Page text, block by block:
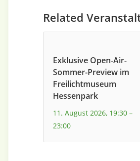
Related
Exklusive Open-Air-
Sommer-Preview im
Freilichtmuseum
Hessenpark
11. August 2026, 19:30–
23:00